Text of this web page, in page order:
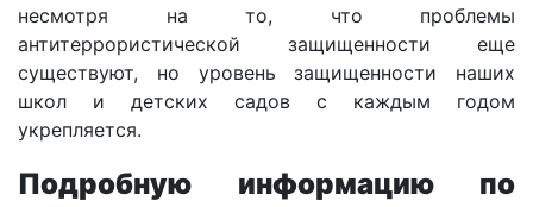
несмотря на то, что проблемы
антитеррористической защищенности еще
существуют, но уровень защищенности наших
школ и детских садов с каждым годом
укрепляется.
Подробную информацию по